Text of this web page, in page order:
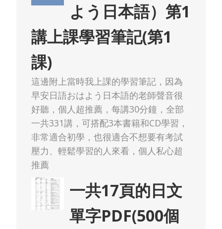
よう日本語）第1
講上課學習筆記(第1
課)
這邊附上當時我上課的學習筆記，因為
早安日語おはよう日本語的老師聲音很
好聽，個人超推薦，每講30分鐘，全部
一共331講，可搭配3本書籍和CD學習，
非常適合初學，也很適合不想要有考試
壓力、輕鬆學習的人來看，個人私心超
推薦
一共17頁的日文
單字PDF(500個